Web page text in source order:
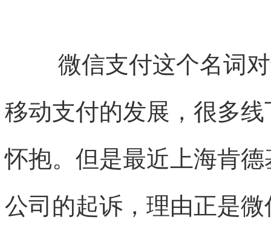
微信支付这个名词
移动支付的发展，很多
怀抱。但是最近上海肯
公司的起诉，理由正是